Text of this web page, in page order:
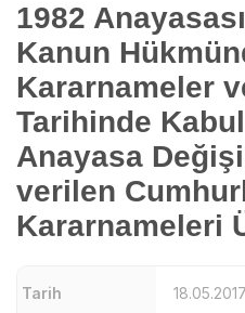
1982
Kanun
Kararnameler
Tarihinde
Anayasa
verilen
Kararnameleri
Tarih